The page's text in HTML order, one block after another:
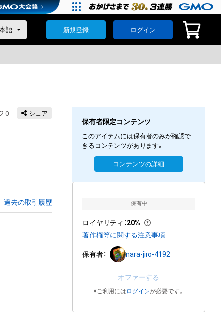
新規登録 ログイン
0 シェア
過去の取引履歴
保有者限定コンテンツ
このアイテムには保有者のみが確認で
きるコンテンツがあります。
コンテンツの詳細
保有中
ロイヤリティ ：20%
著作権等に関する注意事項
保有者： nara-jiro-4192
オファーする
※ご利用には ログインが必要です。